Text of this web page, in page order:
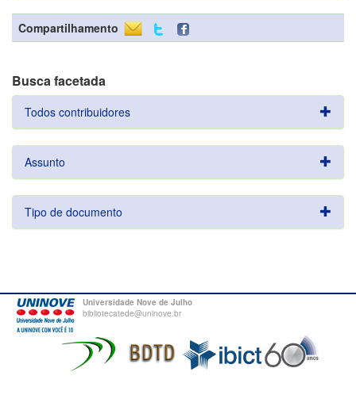
Compartilhamento
Busca facetada
Todos contribuidores
Assunto
Tipo de documento
Universidade Nove de Julho
bibliotecatede@uninove.br